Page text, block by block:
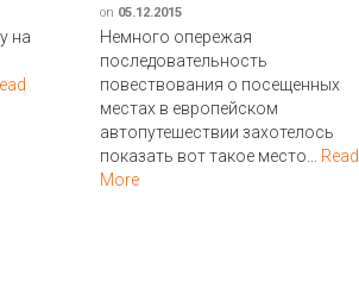
на
on 05.12.2015
Немного опережая
последовательность
повествования о посещенных
местах в европейском
автопутешествии захотелось
показать вот такое место... Read
More